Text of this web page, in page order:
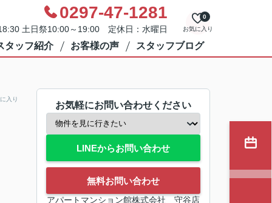
0297-47-1281
土日祭10:00～19:00 定休日：水曜日 お気に入り
0
タッフ紹介 お客様の声 スタッフブログ
入り
お気軽にお問い合わせください
LINEからお問い合わせ
無料お問い合わせ
アパートマンション館株式会社 守谷店